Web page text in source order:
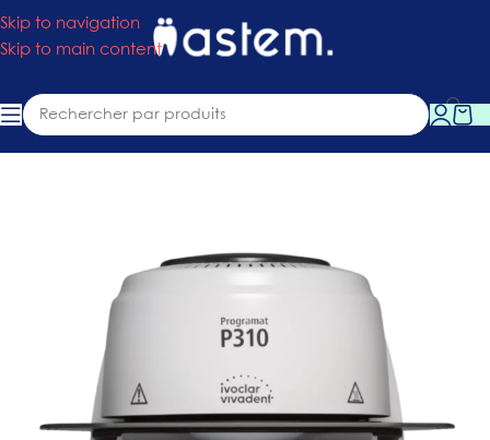
Skip to navigation
Skip to main content